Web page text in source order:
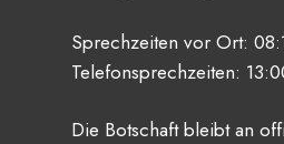
Sprechzeiten vor Ort:
Telefonsprechzeiten:
Die Botschaft bleibt an